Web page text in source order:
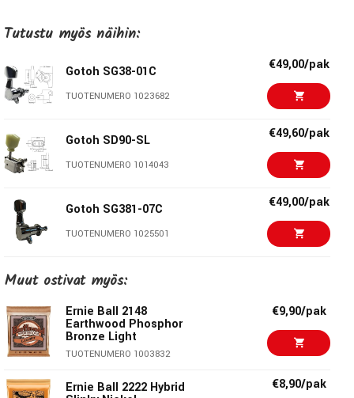
Tutustu myös näihin:
Gotoh SG38-01C
TUOTENUMERO 1023682
€49,00/pak
Gotoh SD90-SL
TUOTENUMERO 1014043
€49,60/pak
Gotoh SG381-07C
TUOTENUMERO 1025501
€49,00/pak
Gotoh SG360-07
Schaller G-Series
Keystone Nickel
€64,01/pak
Muut ostivat myös:
Ernie Ball 2148
Earthwood Phosphor
Bronze Light
TUOTENUMERO 1003832
€9,90/pak
Ernie Ball 2222 Hybrid €8,90/pak